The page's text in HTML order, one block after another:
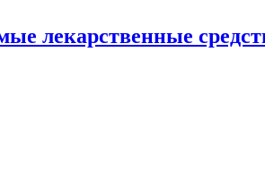
лекарственные